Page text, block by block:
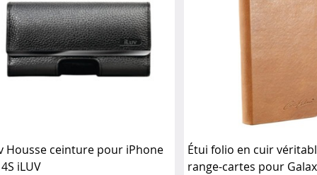
Housse ceinture pour iPhone
iLUV
Étui folio en cuir
range-cartes pour